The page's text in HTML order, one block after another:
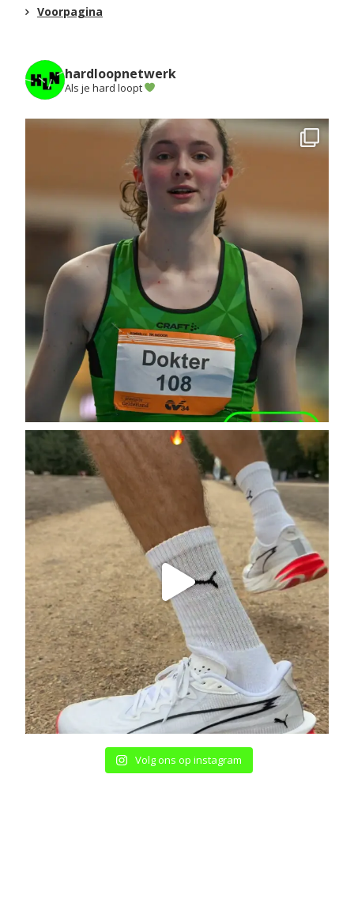
Voorpagina
hardloopnetwerk
Als je hard loopt
Volg ons op instagram